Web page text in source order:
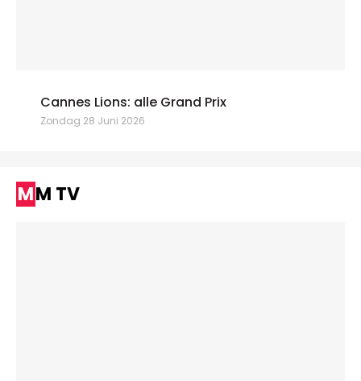
Cannes Lions: alle Grand Prix
Zondag 28 Juni 2026
MM TV